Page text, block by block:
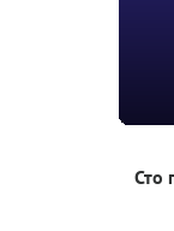
Сто